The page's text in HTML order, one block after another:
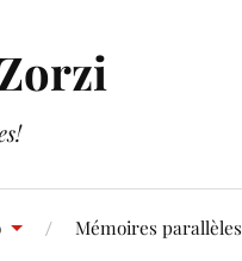
Mémoires parallèles